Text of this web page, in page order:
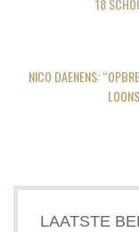
18
NICO DAENENS:
LAATSTE